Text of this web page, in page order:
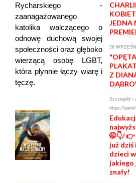
Rycharskiego -
zaanagażowanego
katolika walczącego o
odnowę duchową swojej
społeczności oraz głęboko
wierzącą osobę LGBT,
która płynnie łączy wiarę i
tęczę.
JEDNA
26
Z
Szczegóły i
https://
🤭👇/
już
dzieci
jakiego
znały!